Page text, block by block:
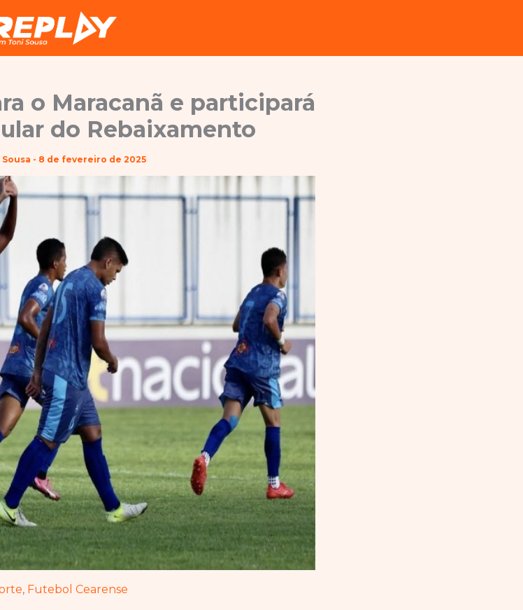
o Maracanã e participará
do Rebaixamento
- 8 de fevereiro de 2025
, Futebol Cearense